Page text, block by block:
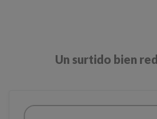
Un surtido bien